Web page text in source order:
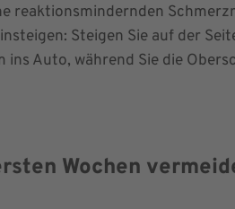
reaktionsmindernden
Steigen Sie auf der
Auto, während Sie die
Wochen